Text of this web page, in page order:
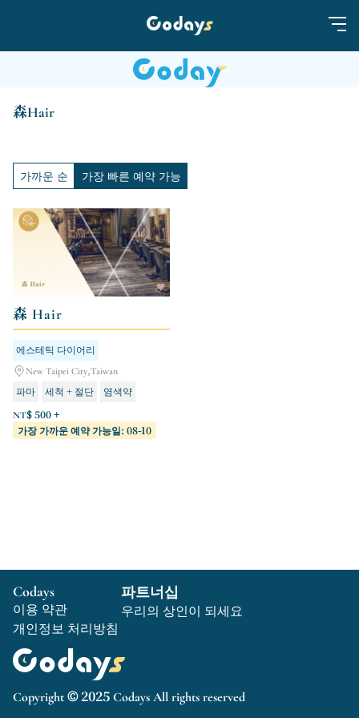
森Hair
가까운 순 가장 빠른 예약 가능
森 Hair
에스테틱 다이어리
New Taipei City,Taiwan
파마
세척 + 절단 염색약
NT$ 500 +
가장 가까운 예약 가능일: 08-10
Copyright © 2025 Codays All rights reserved
Codays
이용 약관
개인정보 처리방침
파트너십
우리의 상인이 되세요